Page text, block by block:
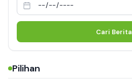
Cari Berita
Pilihan